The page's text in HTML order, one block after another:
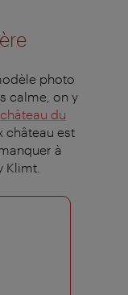
photo
calme, on y
château du
château est
à
Klimt.